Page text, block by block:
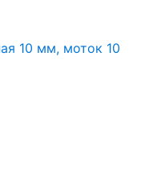
10 мм, моток 10